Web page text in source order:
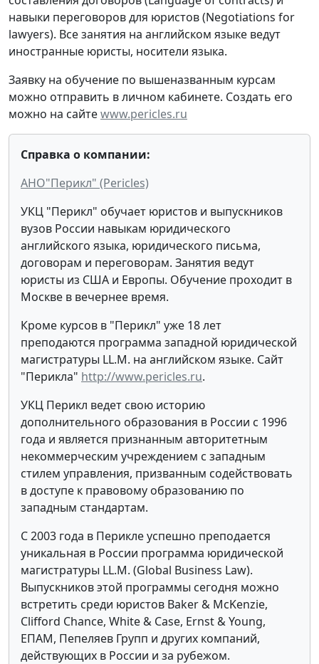
навыки переговоров для юристов (Negotiations for
lawyers). Все занятия на английском языке ведут
иностранные юристы, носители языка.
Заявку на обучение по вышеназванным курсам
можно отправить в личном кабинете. Создать его
можно на сайтеwww.pericles.ru
Справка о компании:
АНО"Перикл" (Pericles)
УКЦ "Перикл" обучает юристов и выпускников
вузов России навыкам юридического
английского языка, юридического письма,
договорам и переговорам. Занятия ведут
юристы из США и Европы. Обучение проходит в
Москве в вечернее время.
Кроме курсов в "Перикл" уже 18 лет
преподаются программа западной юридической
магистратуры LL.M. на английском языке. Сайт
"Перикла" http://www.pericles.ru.
УКЦ Перикл ведет свою историю
дополнительного образования в России с 1996
года и является признанным авторитетным
некоммерческим учреждением с западным
стилем управления, призванным содействовать
в доступе к правовому образованию по
западным стандартам.
С 2003 года в Перикле успешно преподается
уникальная в России программа юридической
магистратуры LL.M. (Global Business Law).
Выпускников этой программы сегодня можно
встретить среди юристов Baker & McKenzie,
Clifford Chance, White & Case, Ernst & Young,
ЕПАМ, Пепеляев Групп и других компаний,
действующих в России и за рубежом.